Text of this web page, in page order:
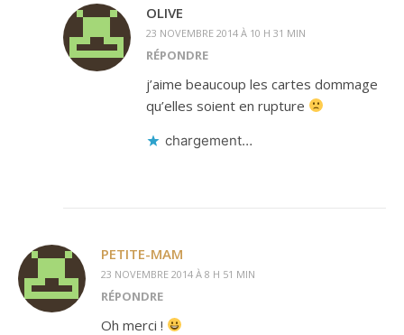
OLIVE
23 NOVEMBRE 2014 À 10 H 31 MIN
RÉPONDRE
j’aime beaucoup les cartes dommage
qu’elles soient en rupture
chargement…
PETITE-MAM
23 NOVEMBRE 2014 À 8 H 51 MIN
RÉPONDRE
Oh merci !